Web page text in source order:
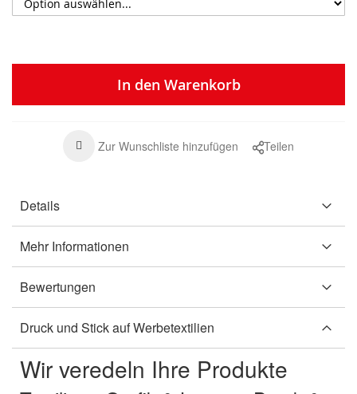
In den Warenkorb
Zur Wunschliste hinzufügen Teilen
Details
Mehr Informationen
Bewertungen
Druck und Stick auf Werbetextilien
Wir veredeln Ihre Produkte